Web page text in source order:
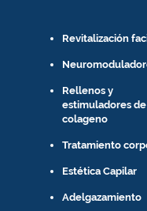
Revitalización
Rellenos y
estimuladores de
colageno
Tratamiento
Estética Capilar
Adelgazamiento